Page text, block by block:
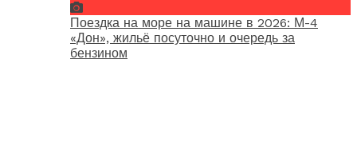
Поездка на море на машине в 2026: М-4
«Дон», жильё посуточно и очередь за
бензином